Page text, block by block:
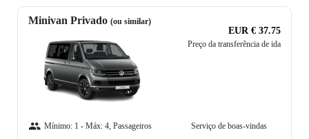
Minivan Privado (ou similar)
EUR € 37.75
Preço da transferência de ida
Mínimo: 1 - Máx: 4, Passageiros
Serviço de boas-vindas